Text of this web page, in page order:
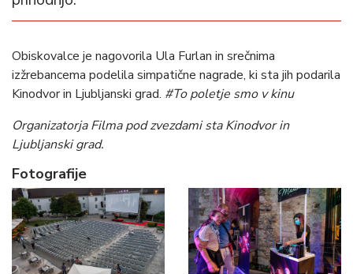
Obiskovalce je nagovorila Ula Furlan in srečnima
izžrebancema podelila simpatične nagrade, ki sta jih podarila
Kinodvor in Ljubljanski grad. #To poletje smo v kinu
Organizatorja Filma pod zvezdami sta Kinodvor in
Ljubljanski grad.
Fotografije